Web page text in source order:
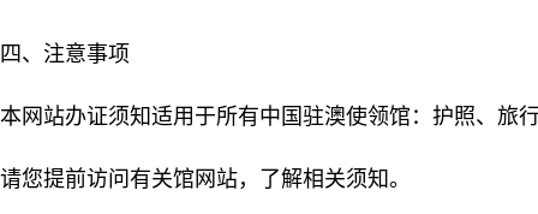
四、注意事项
本网站办证须知适用于所有中国驻澳使领馆：护照、旅
请您提前访问有关馆网站，了解相关须知。